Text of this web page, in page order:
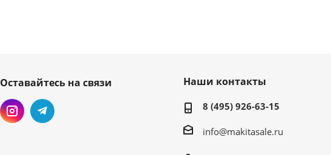
Оставайтесь на связи Наши контакты
8 (495) 926-63-15
info@makitasale.ru